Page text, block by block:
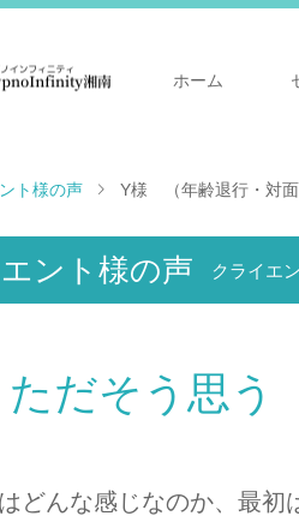
ホーム
ト様の声 Y様 （年齢退行・対
ント様の声 クライエ
だそう思う
どんな感じなのか、最